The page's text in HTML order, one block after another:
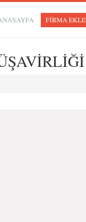
FİRMA EKLE